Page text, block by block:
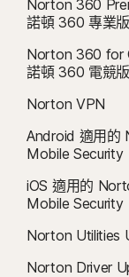
Norton 360
諾頓 360 專業版
Norton 360 for
諾頓 360 電競版
Norton VPN
Android 適用的
Mobile Security
iOS 適用的
Mobile Security
Norton Utilities
Norton Driver